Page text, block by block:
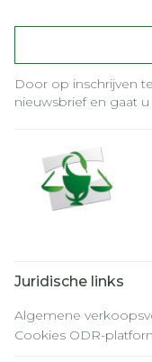
Door op inschrijven
nieuwsbrief en gaat
Juridische links
Algemene
Cookies ODR-